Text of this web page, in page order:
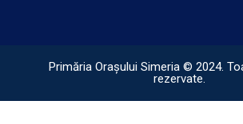
Primăria Orașului Simeria © 2024.
rezervate.